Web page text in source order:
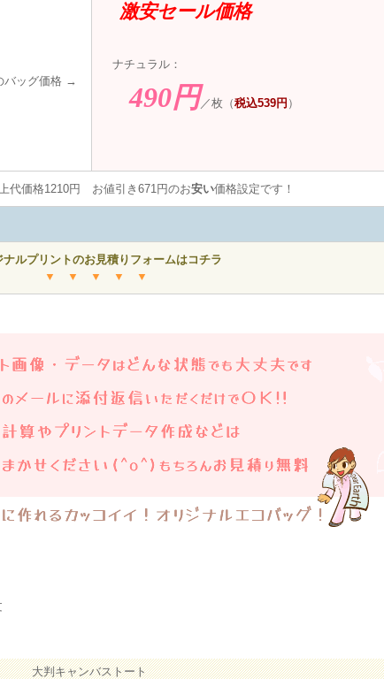
ッグ価格 →
激安セール価格
ナチュラル：
490円／枚（税込539円 ）
代価格1210円 お値引き671円のお安い価格設定です！
ナルプリントのお見積りフォームはコチラ
▼ ▼ ▼ ▼ ▼
大判キャンバストート